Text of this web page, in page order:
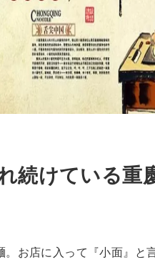
続けている重
お店に入って『小面』と